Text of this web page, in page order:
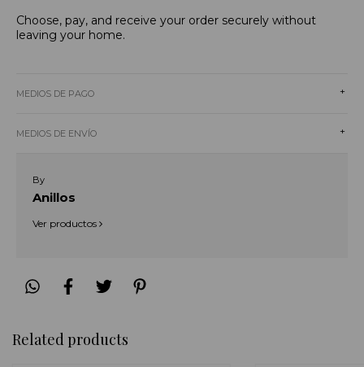
Choose, pay, and receive your order securely without
leaving your home.
+
MEDIOS DE PAGO
+
MEDIOS DE ENVÍO
By
Anillos
Ver productos
Related products